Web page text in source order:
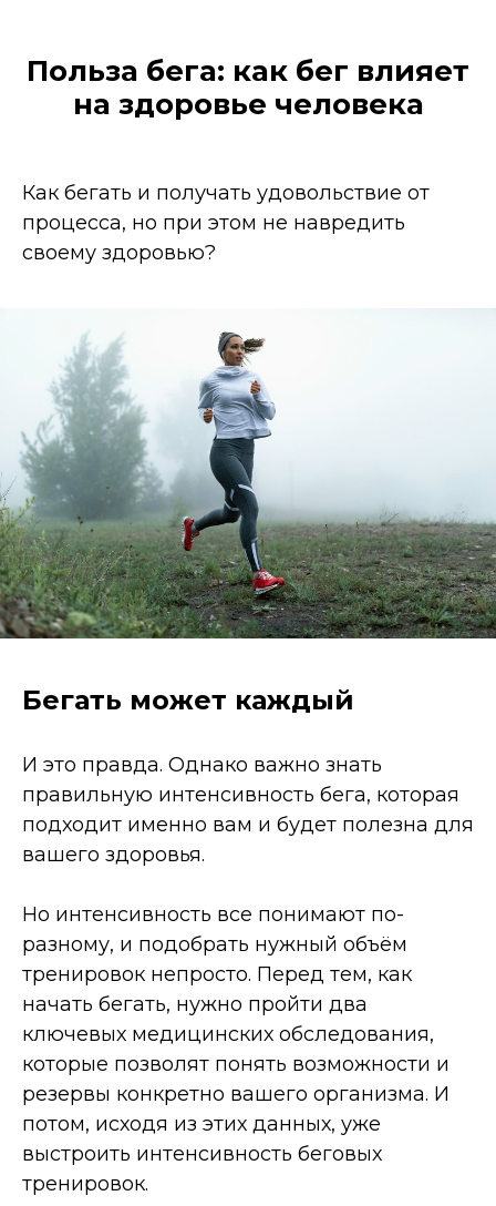
Польза бега: как бег влияет
на здоровье человека
Как бегать и получать удовольствие от
процесса, но при этом не навредить
своему здоровью?
Бегать может каждый
И это правда. Однако важно знать
правильную интенсивность бега, которая
подходит именно вам и будет полезна для
вашего здоровья.
Но интенсивность все понимают по-
разному, и подобрать нужный объём
тренировок непросто. Перед тем, как
начать бегать, нужно пройти два
ключевых медицинских обследования,
которые позволят понять возможности и
резервы конкретно вашего организма. И
потом, исходя из этих данных, уже
выстроить интенсивность беговых
тренировок.